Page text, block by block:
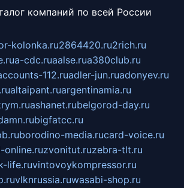
компаний по всей России
kolonka.ru2864420.ru2rich.ru
a-cdc.ruaalse.rua380club.ru
112.ruadler-jun.ruadonyev.ru
altaipant.ruargentinamia.ru
ashanet.rubelgorod-day.ru
bigfatcc.ru
borodino-media.rucard-voice.ru
online.ruzvonitut.ruzebra-tlt.ru
life.ruvintovoykompressor.ru
vlknrussia.ruwasabi-shop.ru